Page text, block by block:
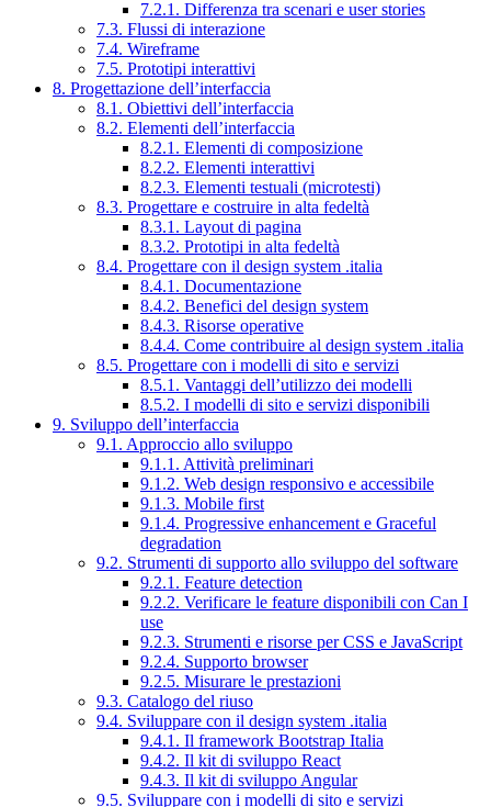
7.2.1. Differenza tra scenari e user stories
7.3. Flussi di interazione
7.4. Wireframe
7.5. Prototipi interattivi
8. Progettazione dell’interfaccia
8.1. Obiettivi dell’interfaccia
8.2. Elementi dell’interfaccia
8.2.1. Elementi di composizione
8.2.2. Elementi interattivi
8.2.3. Elementi testuali (microtesti)
8.3. Progettare e costruire in alta fedeltà
8.3.1. Layout di pagina
8.3.2. Prototipi in alta fedeltà
8.4. Progettare con il design system .italia
8.4.1. Documentazione
8.4.2. Benefici del design system
8.4.3. Risorse operative
8.4.4. Come contribuire al design system .italia
8.5. Progettare con i modelli di sito e servizi
8.5.1. Vantaggi dell’utilizzo dei modelli
8.5.2. I modelli di sito e servizi disponibili
9. Sviluppo dell’interfaccia
9.1. Approccio allo sviluppo
9.1.1. Attività preliminari
9.1.2. Web design responsivo e accessibile
9.1.3. Mobile first
9.1.4. Progressive enhancement e Graceful
degradation
9.2. Strumenti di supporto allo sviluppo del software
9.2.1. Feature detection
9.2.2. Verificare le feature disponibili con Can I
use
9.2.3. Strumenti e risorse per CSS e JavaScript
9.2.4. Supporto browser
9.2.5. Misurare le prestazioni
9.3. Catalogo del riuso
9.4. Sviluppare con il design system .italia
9.4.1. Il framework Bootstrap Italia
9.4.2. Il kit di sviluppo React
9.4.3. Il kit di sviluppo Angular
9.5. Sviluppare con i modelli di sito e servizi